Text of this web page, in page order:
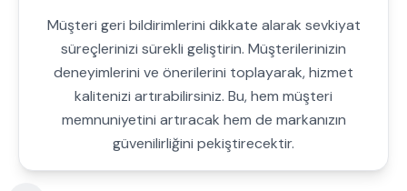
Müşteri geri bildirimlerini dikkate alarak sevkiyat
süreçlerinizi sürekli geliştirin. Müşterilerinizin
deneyimlerini ve önerilerini toplayarak, hizmet
kalitenizi artırabilirsiniz. Bu, hem müşteri
memnuniyetini artıracak hem de markanızın
güvenilirliğini pekiştirecektir.